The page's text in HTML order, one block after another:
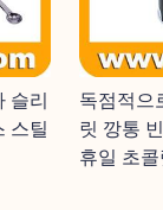
슬리
스틸
독점적으
릿 깡통
휴일 초